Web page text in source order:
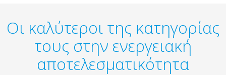
Οι καλύτεροι της κατηγορίας
τους στην ενεργειακή
αποτελεσματικότητα